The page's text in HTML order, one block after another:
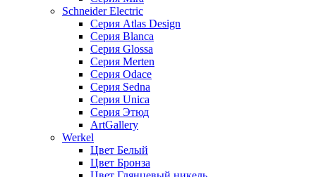
Schneider Electric
Серия Atlas Design
Серия Blanca
Серия Glossa
Серия Merten
Серия Odace
Серия Sedna
Серия Unica
Серия Этюд
ArtGallery
Werkel
Цвет Белый
Цвет Бронза